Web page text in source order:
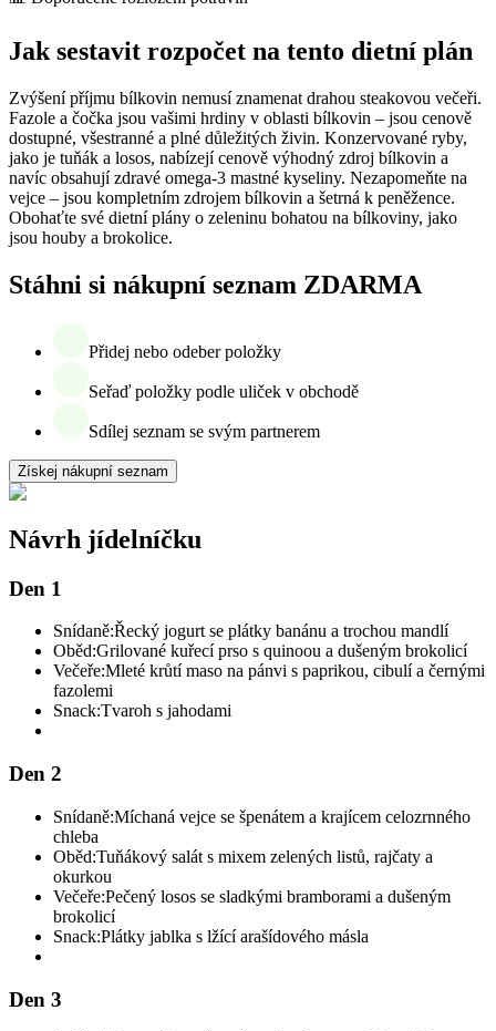
Jak sestavit rozpočet na tento dietní plán
Zvýšení příjmu bílkovin nemusí znamenat drahou steakovou večeři.
Fazole a čočka jsou vašimi hrdiny v oblasti bílkovin – jsou cenově
dostupné, všestranné a plné důležitých živin. Konzervované ryby,
jako je tuňák a losos, nabízejí cenově výhodný zdroj bílkovin a
navíc obsahují zdravé omega-3 mastné kyseliny. Nezapomeňte na
vejce – jsou kompletním zdrojem bílkovin a šetrná k peněžence.
Obohaťte své dietní plány o zeleninu bohatou na bílkoviny, jako
jsou houby a brokolice.
Stáhni si nákupní seznam ZDARMA
Přidej nebo odeber položky
Seřaď položky podle uliček v obchodě
Sdílej seznam se svým partnerem
Získej nákupní seznam
Návrh jídelníčku
Den 1
Snídaně:Řecký jogurt se plátky banánu a trochou mandlí
Oběd:Grilované kuřecí prso s quinoou a dušeným brokolicí
Večeře:Mleté krůtí maso na pánvi s paprikou, cibulí a černými
fazolemi
Snack:Tvaroh s jahodami
Den 2
Snídaně:Míchaná vejce se špenátem a krajícem celozrnného
chleba
Oběd:Tuňákový salát s mixem zelených listů, rajčaty a
okurkou
Večeře:Pečený losos se sladkými bramborami a dušeným
brokolicí
Snack:Plátky jablka s lžící arašídového másla
Den 3